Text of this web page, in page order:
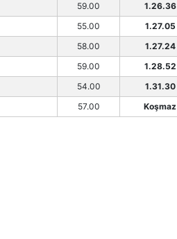
59.00 1.26.36
55.00 1.27.05
58.00 1.27.24
59.00 1.28.52
54.00 1.31.30
57.00 Koşmaz